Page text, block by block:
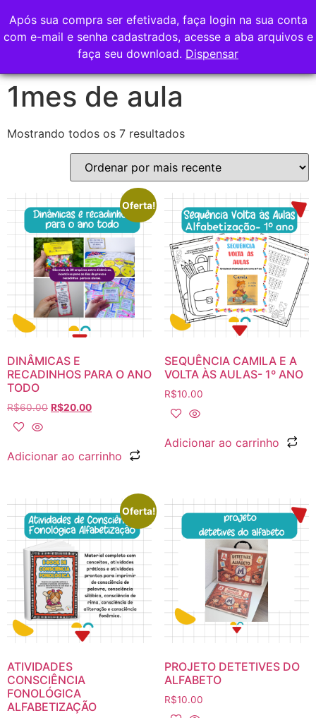
Após sua compra ser efetivada, faça login na sua conta
com e-mail e senha cadastrados, acesse a aba arquivos e
faça seu download. Dispensar
1mes de aula
Mostrando todos os 7 resultados
Oferta!
DINÂMICAS E
RECADINHOS PARA O ANO
TODO
R$60.00 R$20.00
Adicionar ao carrinho
SEQUÊNCIA CAMILA E A
VOLTA ÀS AULAS- 1º ANO
R$10.00
Adicionar ao carrinho
Oferta!
ATIVIDADES
CONSCIÊNCIA
FONOLÓGICA
ALFABETIZAÇÃO
PROJETO DETETIVES DO
ALFABETO
R$10.00